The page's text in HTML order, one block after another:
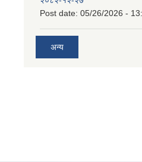
Post date: 05/26/2026 -
अन्य